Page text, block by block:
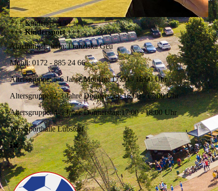
+++ Kindersport +++
+++ Kindersport +++
Abteilungsleiterin:Franziska Geu
Mobil:0172 - 885 24 66
Altersgruppe: 5-6 JahreMontag: 17:00 - 18:00 Uhr
Altersgruppe: 2-3 JahreDonnerstag: 16:00 - 17:00 Uhr
Altersgruppe: 4-5 JahreDonnerstag:17:00 - 18:00 Uhr
Wo: Sporthalle Lübstorf